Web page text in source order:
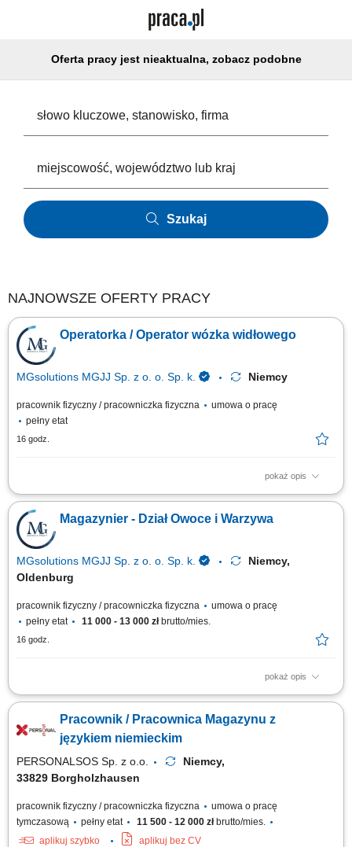
Oferta pracy jest nieaktualna, zobacz podobne
Szukaj
NAJNOWSZE OFERTY PRACY
Operatorka / Operator wózka widłowego
MGsolutions MGJJ Sp. z o. o. Sp. k. Niemcy
pracownik fizyczny / pracowniczka fizyczna
umowa o pracę
pełny etat
16 godz.
pokaż opis
Zakres obowiązków: Załadunek, rozładunek i magazynowanie towarów w
centrum logistycznym; Przyjmowanie dostaw oraz przygotowywanie
towaru do wysyłki; Wykonywanie prostych prac pomocniczych na terenie
magazynu;
Magazynier - Dział Owoce i Warzywa
MGsolutions MGJJ Sp. z o. o. Sp. k.
Niemcy,
Oldenburg
pracownik fizyczny / pracowniczka fizyczna
umowa o pracę
pełny etat
11 000 - 13 000 złbrutto/mies.
16 godz.
pokaż opis
Opis stanowiska Realizacja zamówień (Order Picker, Komisjonowanie) w
systemie w języku polskim. Opieka polskojęzycznego Koordynatora i
szkoleniowca! Układanie towaru; Kontrola jakości; Inne proste prace na
Pracownik / Pracownica Magazynu z
językiem niemieckim
PERSONALSOS Sp. z o.o.
Niemcy,
33829 Borgholzhausen
pracownik fizyczny / pracowniczka fizyczna
umowa o pracę
tymczasową
pełny etat 11 500 - 12 000 złbrutto/mies.
aplikuj szybko
aplikuj bez CV